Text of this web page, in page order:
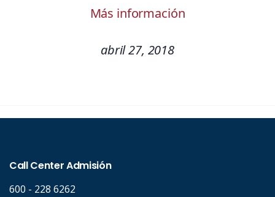
Más información
abril 27, 2018